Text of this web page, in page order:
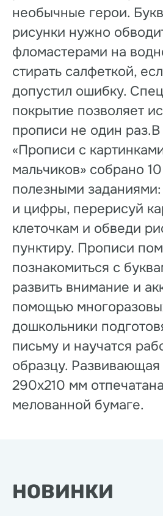
необычные герои.
рисунки нужно
фломастерами на
стирать салфеткой,
допустил ошибку.
покрытие позволяет
прописи не один раз.В
«Прописи с
мальчиков» собрано
полезными
и цифры, перерисуй
клеточкам и обведи
пунктиру. Прописи
познакомиться с
развить внимание и
помощью
дошкольники
письму и научатся
образцу.
290х210 мм
мелованной бумаге.
НОВИНКИ